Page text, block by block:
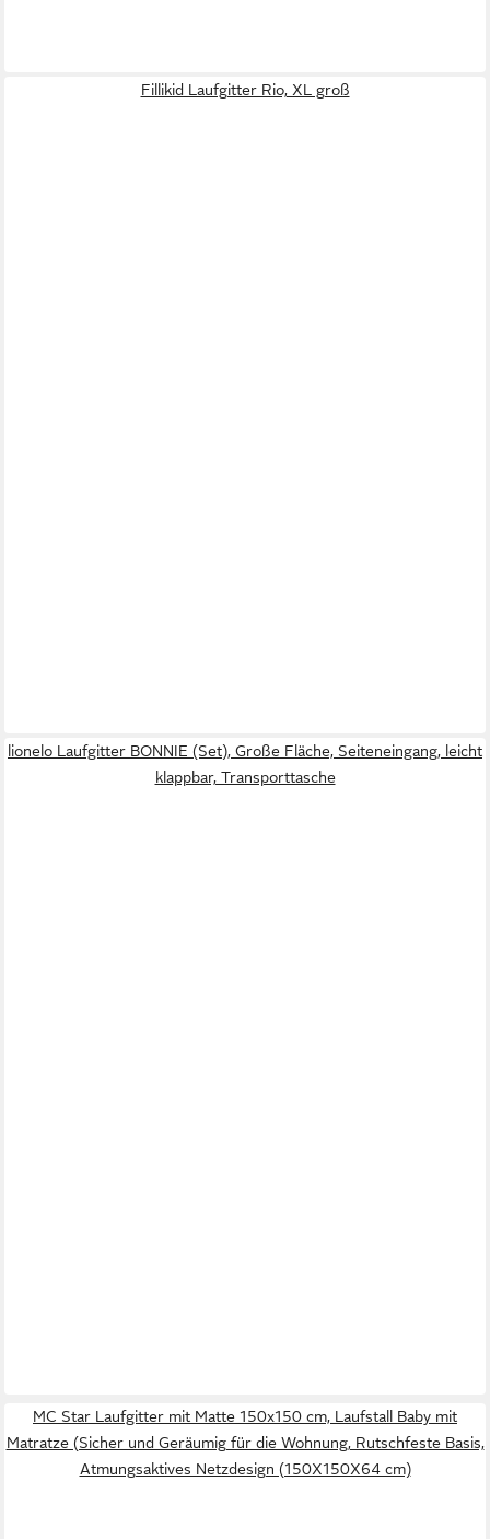
Fillikid Laufgitter Rio, XL groß
lionelo Laufgitter BONNIE (Set), Große Fläche, Seiteneingang, leicht
klappbar, Transporttasche
MC Star Laufgitter mit Matte 150x150 cm, Laufstall Baby mit
Matratze (Sicher und Geräumig für die Wohnung, Rutschfeste Basis,
Atmungsaktives Netzdesign (150X150X64 cm)